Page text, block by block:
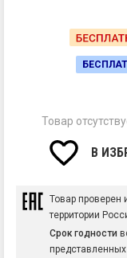
Товар
В
Товар проверен
территории
Срок годности